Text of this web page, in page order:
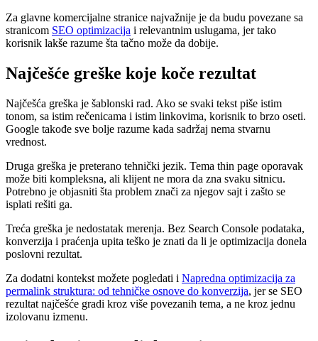
Za glavne komercijalne stranice najvažnije je da budu povezane sa
stranicom SEO optimizacija i relevantnim uslugama, jer tako
korisnik lakše razume šta tačno može da dobije.
Najčešće greške koje koče rezultat
Najčešća greška je šablonski rad. Ako se svaki tekst piše istim
tonom, sa istim rečenicama i istim linkovima, korisnik to brzo oseti.
Google takođe sve bolje razume kada sadržaj nema stvarnu
vrednost.
Druga greška je preterano tehnički jezik. Tema thin page oporavak
može biti kompleksna, ali klijent ne mora da zna svaku sitnicu.
Potrebno je objasniti šta problem znači za njegov sajt i zašto se
isplati rešiti ga.
Treća greška je nedostatak merenja. Bez Search Console podataka,
konverzija i praćenja upita teško je znati da li je optimizacija donela
poslovni rezultat.
Za dodatni kontekst možete pogledati i Napredna optimizacija za
permalink struktura: od tehničke osnove do konverzija, jer se SEO
rezultat najčešće gradi kroz više povezanih tema, a ne kroz jednu
izolovanu izmenu.